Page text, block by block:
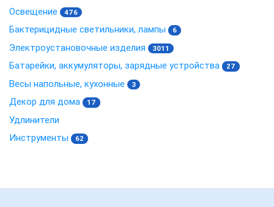
Освещение 476
Бактерицидные светильники, лампы 6
Электроустановочные изделия 3011
Батарейки, аккумуляторы, зарядные устройства 27
Весы напольные, кухонные 3
Декор для дома 17
Удлинители
Инструменты
62